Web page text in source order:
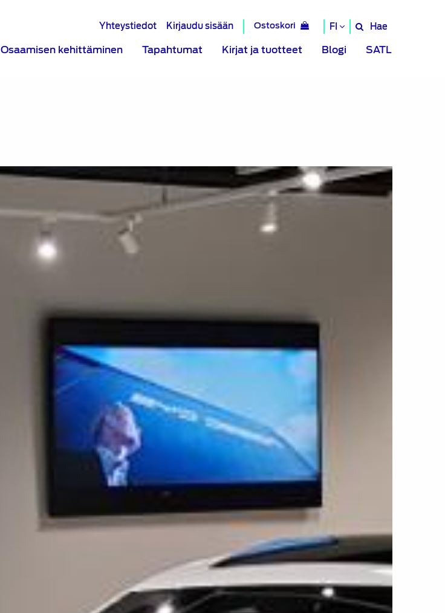
Yhteystiedot Kirjaudu sisään Ostoskori FI
Hae
Hae
Osaamisen kehittäminen Tapahtumat Kirjat ja tuotteet Blogi SATL